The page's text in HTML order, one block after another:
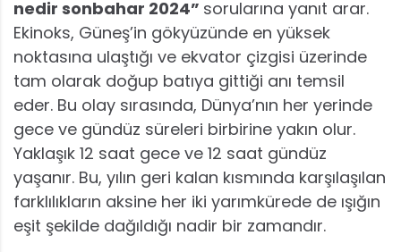
nedir sonbahar 2024” sorularına yanıt arar.
Ekinoks, Güneş’in gökyüzünde en yüksek
noktasına ulaştığı ve ekvator çizgisi üzerinde
tam olarak doğup batıya gittiği anı temsil
eder. Bu olay sırasında, Dünya’nın her yerinde
gece ve gündüz süreleri birbirine yakın olur.
Yaklaşık 12 saat gece ve 12 saat gündüz
yaşanır. Bu, yılın geri kalan kısmında karşılaşılan
farklılıkların aksine her iki yarımkürede de ışığın
eşit şekilde dağıldığı nadir bir zamandır.